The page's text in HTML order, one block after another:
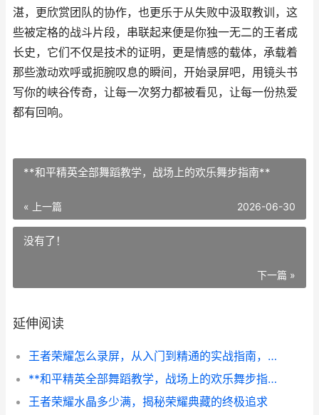
湛，更欣赏团队的协作，也更乐于从失败中汲取教训，这
些被定格的战斗片段，串联起来便是你独一无二的王者成
长史，它们不仅是技术的证明，更是情感的载体，承载着
那些激动欢呼或扼腕叹息的瞬间，开始录屏吧，用镜头书
写你的峡谷传奇，让每一次努力都被看见，让每一份热爱
都有回响。
**和平精英全部舞蹈教学，战场上的欢乐舞步指南**
« 上一篇 2026-06-30
没有了！
下一篇 »
延伸阅读
王者荣耀怎么录屏，从入门到精通的实战指南，副标题，记录高光时刻的完整方案
**和平精英全部舞蹈教学，战场上的欢乐舞步指南**
王者荣耀水晶多少满，揭秘荣耀典藏的终极追求